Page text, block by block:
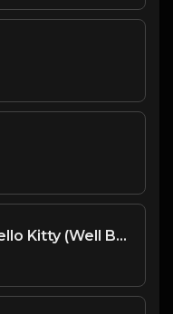
Avril Lavigne - Hello Kitty (Well Bootleg)